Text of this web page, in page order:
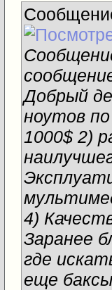
Добрый
ноутов
1000$ 2)
4)
Заранее
где
еще